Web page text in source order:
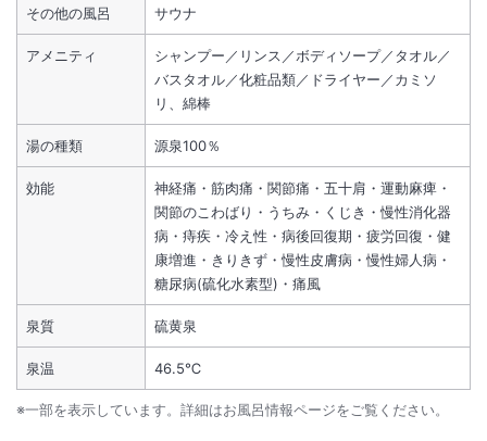
その他の風呂 サウナ
アメニティ
シャンプー／リンス／ボディソープ／タオル／
バスタオル／化粧品類／ドライヤー／カミソ
リ、綿棒
湯の種類 源泉100％
効能
神経痛・筋肉痛・関節痛・五十肩・運動麻痺・
関節のこわばり・うちみ・くじき・慢性消化器
病・痔疾・冷え性・病後回復期・疲労回復・健
康増進・きりきず・慢性皮膚病・慢性婦人病・
糖尿病(硫化水素型)・痛風
泉質 硫黄泉
泉温 46.5℃
※一部を表示しています。詳細はお風呂情報ページをご覧ください。